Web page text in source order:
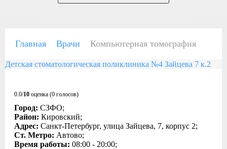
Главная Врачи Компьютерная томография
Детская стоматологическая поликлиника №4 Зайцева 7 к.2
0.0/10 оценка (0 голосов)
Город: СЗФО;
Район: Кировский;
Адрес: Санкт-Петербург, улица Зайцева, 7, корпус 2;
Ст. Метро: Автово;
Время работы: 08:00 - 20:00;